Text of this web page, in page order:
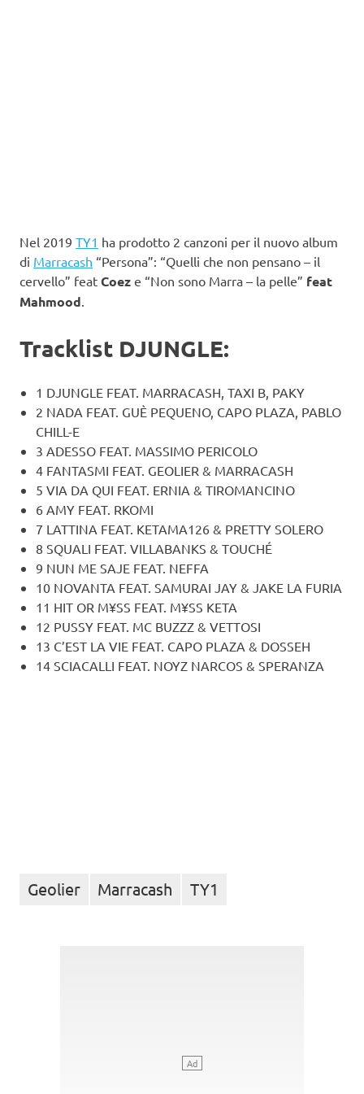
Nel 2019 TY1 ha prodotto 2 canzoni per il nuovo album
di Marracash “Persona”: “Quelli che non pensano – il
cervello” feat Coez e “Non sono Marra – la pelle” feat
Mahmood
Tracklist DJUNGLE:
1 DJUNGLE FEAT. MARRACASH, TAXI B, PAKY
2 NADA FEAT. GUÈ PEQUENO, CAPO PLAZA, PABLO
CHILL-E
3 ADESSO FEAT. MASSIMO PERICOLO
4 FANTASMI FEAT. GEOLIER & MARRACASH
5 VIA DA QUI FEAT. ERNIA & TIROMANCINO
6 AMY FEAT. RKOMI
7 LATTINA FEAT. KETAMA126 & PRETTY SOLERO
8 SQUALI FEAT. VILLABANKS & TOUCHÉ
9 NUN ME SAJE FEAT. NEFFA
10 NOVANTA FEAT. SAMURAI JAY & JAKE LA FURIA
11 HIT OR M¥SS FEAT. M¥SS KETA
12 PUSSY FEAT. MC BUZZZ & VETTOSI
13 C’EST LA VIE FEAT. CAPO PLAZA & DOSSEH
14 SCIACALLI FEAT. NOYZ NARCOS & SPERANZA
Geolier Marracash TY1